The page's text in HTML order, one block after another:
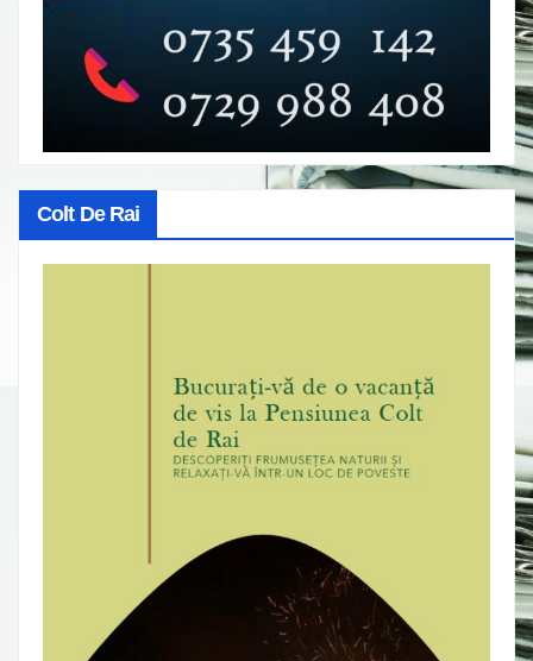
Colt De Rai